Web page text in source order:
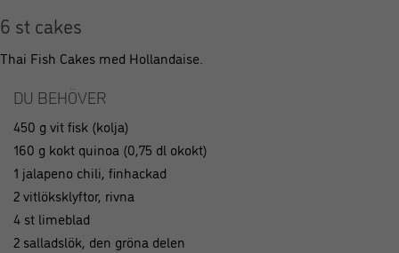
6 st cakes
Thai Fish Cakes med Hollandaise.
DU BEHÖVER
450 g vit fisk (kolja)
160 g kokt quinoa (0,75 dl okokt)
1 jalapeno chili, finhackad
2 vitlöksklyftor, rivna
4 st limeblad
2 salladslök, den gröna delen